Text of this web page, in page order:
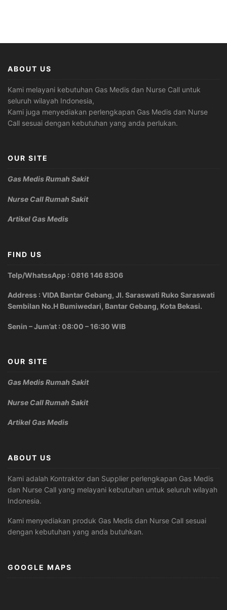
ABOUT US
Kami melayani kebutuhan Gas Medis dan Nurse Call untuk
seluruh wilayah Indonesia,
Kami juga menyediakan perlengkapan Gas Medis dan Nurse
Call sesuai dengan kebutuhan yang anda perlukan.
OUR SITE
Gas Medis Rumah Sakit
Nurse Call Rumah Sakit
Artikel Gas Medis
FIND US
Telp/WhatssApp : 0816 146 8306
Address : VIDA Bantar Gebang, Jl. Saraswati Ruko Saraswati
Sembilan No.H Bumiwedari, Bantar Gebang, Kota Bekasi.
Senin – Jum’at : 08:00 – 16:30 WIB
OUR SITE
Gas Medis Rumah Sakit
Nurse Call Rumah Sakit
Artikel Gas Medis
ABOUT US
Kami adalah Kontraktor dan Supplier perlengkapan Gas Medis
dan Nurse Call yang melayani kebutuhan untuk seluruh wilayah
Indonesia.
Kami menyediakan produk Gas Medis dan Nurse Call sesuai
dengan kebutuhan yang anda butuhkan.
GOOGLE MAPS